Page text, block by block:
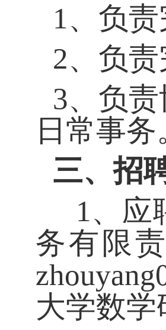
1、负
2、负
3、负
日常事务
三、招
1、应
务有限
大学数